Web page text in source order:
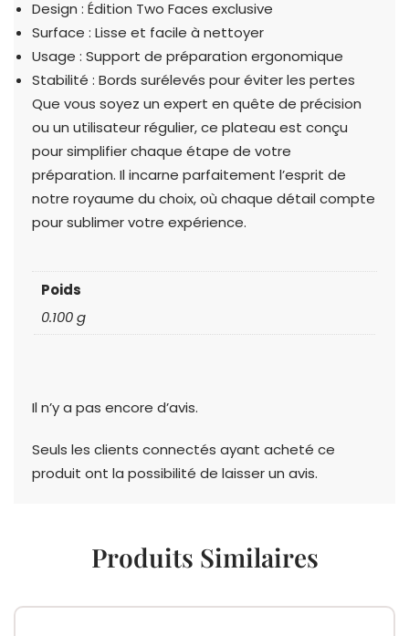
Design : Édition Two Faces exclusive
Surface : Lisse et facile à nettoyer
Usage : Support de préparation ergonomique
Stabilité : Bords surélevés pour éviter les pertes
Que vous soyez un expert en quête de précision
ou un utilisateur régulier, ce plateau est conçu
pour simplifier chaque étape de votre
préparation. Il incarne parfaitement l’esprit de
notre royaume du choix, où chaque détail compte
pour sublimer votre expérience.
Poids
0.100 g
Il n’y a pas encore d’avis.
Seuls les clients connectés ayant acheté ce
produit ont la possibilité de laisser un avis.
Produits Similaires